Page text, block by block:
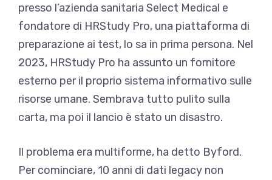
presso l’azienda sanitaria Select Medical e
fondatore di HRStudy Pro, una piattaforma di
preparazione ai test, lo sa in prima persona. Nel
2023, HRStudy Pro ha assunto un fornitore
esterno per il proprio sistema informativo sulle
risorse umane. Sembrava tutto pulito sulla
carta, ma poi il lancio è stato un disastro.
Il problema era multiforme, ha detto Byford.
Per cominciare, 10 anni di dati legacy non